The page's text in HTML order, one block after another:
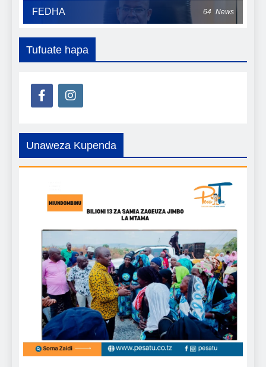
FEDHA 64 News
Tufuate hapa
Unaweza Kupenda